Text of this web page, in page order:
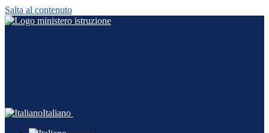
Salta al contenuto
Italiano